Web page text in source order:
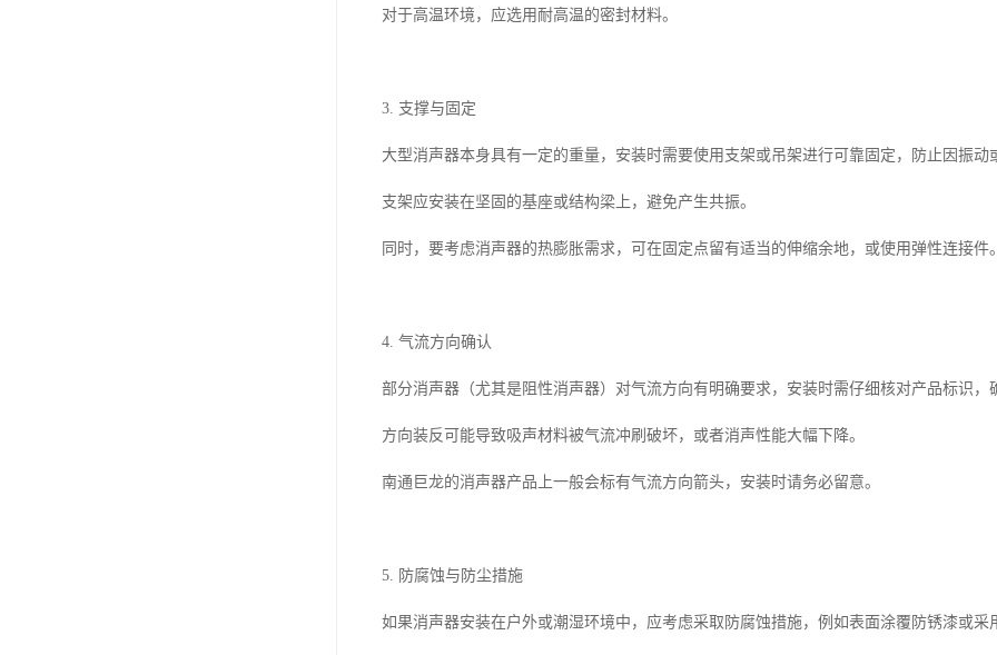
对于高温环境，应选用耐高温的密封材料。
3. 支撑与固定
大型消声器本身具有一定的重量，安装时需要使用支架或吊架进行可靠固定，防止因振
支架应安装在坚固的基座或结构梁上，避免产生共振。
同时，要考虑消声器的热膨胀需求，可在固定点留有适当的伸缩余地，或使用弹性连接件
4. 气流方向确认
部分消声器（尤其是阻性消声器）对气流方向有明确要求，安装时需仔细核对产品标识
方向装反可能导致吸声材料被气流冲刷破坏，或者消声性能大幅下降。
南通巨龙的消声器产品上一般会标有气流方向箭头，安装时请务必留意。
5. 防腐蚀与防尘措施
如果消声器安装在户外或潮湿环境中，应考虑采取防腐蚀措施，例如表面涂覆防锈漆或采